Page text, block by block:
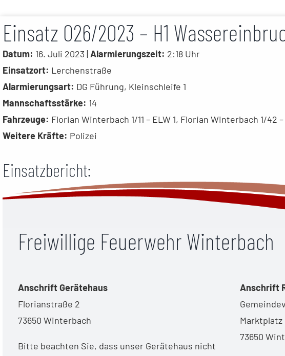
Einsatz 026/2023 – H1
Datum: 16. Juli 2023 |Alarmierungszeit: 2:18 Uhr
Einsatzort: Lerchenstraße
Alarmierungsart: DG Führung, Kleinschleife 1
Mannschaftsstärke: 14
Fahrzeuge: Florian Winterbach 1/11 – ELW 1, Florian Winterbach 1/
Weitere Kräfte: Polizei
Einsatzbericht:
Freiwillige Feuerwehr Winterbach
Anschrift Gerätehaus
Florianstraße 2
73650 Winterbach
Bitte beachten Sie, dass unser Gerätehaus nicht
Anschrift
Marktplatz
73650